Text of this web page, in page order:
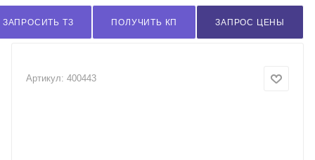
ЗАПРОСИТЬ ТЗ ПОЛУЧИТЬ КП ЗАПРОС ЦЕНЫ
Артикул: 400443